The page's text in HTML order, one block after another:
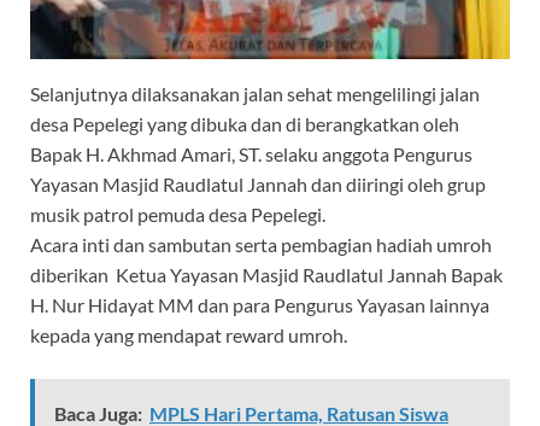
Selanjutnya dilaksanakan jalan sehat mengelilingi jalan
desa Pepelegi yang dibuka dan di berangkatkan oleh
Bapak H. Akhmad Amari, ST. selaku anggota Pengurus
Yayasan Masjid Raudlatul Jannah dan diiringi oleh grup
musik patrol pemuda desa Pepelegi.
Acara inti dan sambutan serta pembagian hadiah umroh
diberikan Ketua Yayasan Masjid Raudlatul Jannah Bapak
H. Nur Hidayat MM dan para Pengurus Yayasan lainnya
kepada yang mendapat reward umroh.
Baca Juga: MPLS Hari Pertama, Ratusan Siswa